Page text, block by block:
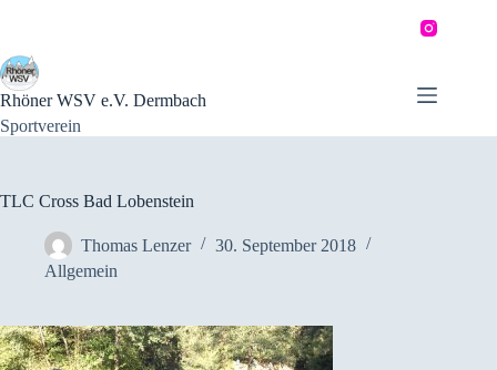
Rhöner WSV e.V. Dermbach
Sportverein
TLC Cross Bad Lobenstein
Thomas Lenzer
30. September 2018
Allgemein